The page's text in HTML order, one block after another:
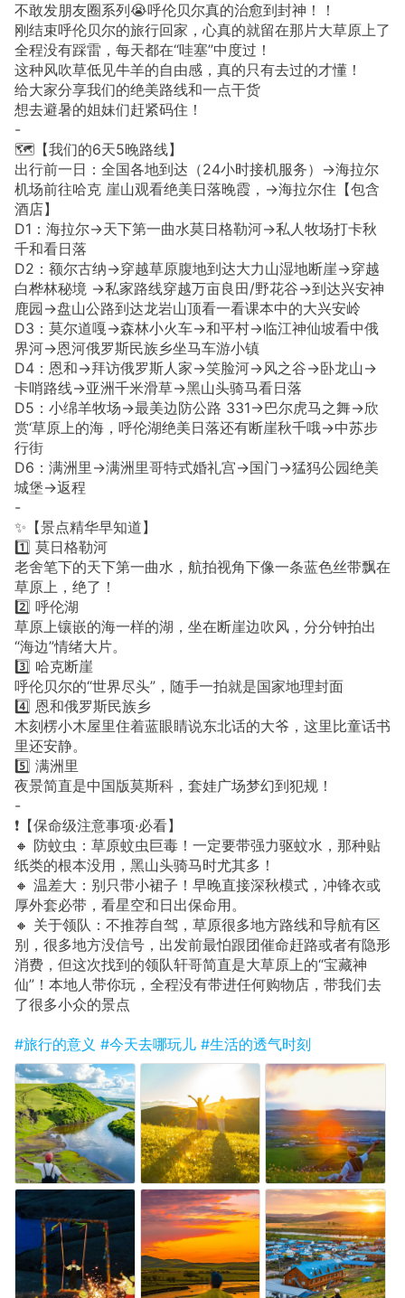
不敢发朋友圈系列😭呼伦贝尔真的治愈到封神！！
刚结束呼伦贝尔的旅行回家，心真的就留在那片大草原上了
全程没有踩雷，每天都在“哇塞”中度过！
这种风吹草低见牛羊的自由感，真的只有去过的才懂！
给大家分享我们的绝美路线和一点干货
想去避暑的姐妹们赶紧码住！
-
🗺️【我们的6天5晚路线】
出行前一日：全国各地到达（24小时接机服务）→海拉尔
机场前往哈克 崖山观看绝美日落晚霞，→海拉尔住【包含
酒店】
D1：海拉尔→天下第一曲水莫日格勒河→私人牧场打卡秋
千和看日落
D2：额尔古纳→穿越草原腹地到达大力山湿地断崖→穿越
白桦林秘境 →私家路线穿越万亩良田/野花谷→到达兴安神
鹿园→盘山公路到达龙岩山顶看一看课本中的大兴安岭
D3：莫尔道嘎→森林小火车→和平村→临江神仙坡看中俄
界河→恩河俄罗斯民族乡坐马车游小镇
D4：恩和→拜访俄罗斯人家→笑脸河→风之谷→卧龙山→
卡哨路线→亚洲千米滑草→黑山头骑马看日落
D5：小绵羊牧场→最美边防公路 331→巴尔虎马之舞→欣
赏‘草原上的海，呼伦湖绝美日落还有断崖秋千哦→中苏步
行街
D6：满洲里→满洲里哥特式婚礼宫→国门→猛犸公园绝美
城堡→返程
-
✨【景点精华早知道】
1️⃣ 莫日格勒河
老舍笔下的天下第一曲水，航拍视角下像一条蓝色丝带飘在
草原上，绝了！
2️⃣ 呼伦湖
草原上镶嵌的海一样的湖，坐在断崖边吹风，分分钟拍出
“海边”情绪大片。
3️⃣ 哈克断崖
呼伦贝尔的“世界尽头”，随手一拍就是国家地理封面
4️⃣ 恩和俄罗斯民族乡
木刻楞小木屋里住着蓝眼睛说东北话的大爷，这里比童话书
里还安静。
5️⃣ 满洲里
夜景简直是中国版莫斯科，套娃广场梦幻到犯规！
-
❗️【保命级注意事项·必看】
🔸 防蚊虫：草原蚊虫巨毒！一定要带强力驱蚊水，那种贴
纸类的根本没用，黑山头骑马时尤其多！
🔸 温差大：别只带小裙子！早晚直接深秋模式，冲锋衣或
厚外套必带，看星空和日出保命用。
🔸 关于领队：不推荐自驾，草原很多地方路线和导航有区
别，很多地方没信号，出发前最怕跟团催命赶路或者有隐形
消费，但这次找到的领队轩哥简直是大草原上的“宝藏神
仙”！本地人带你玩，全程没有带进任何购物店，带我们去
了很多小众的景点
#旅行的意义 #今天去哪玩儿 #生活的透气时刻